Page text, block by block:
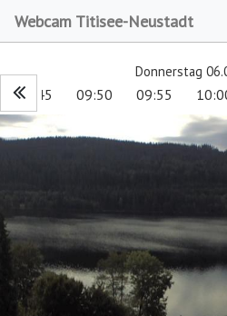
Webcam Titisee-Neustadt
Donnerstag
09:45 09:50 09:55